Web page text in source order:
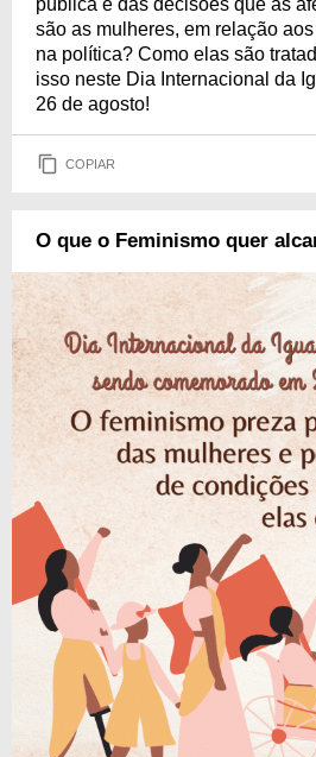
pública e das decisões que as
são as mulheres, em relação
na política? Como elas são
isso neste Dia Internacional da
26 de agosto!
COPIAR
O que o Feminismo quer